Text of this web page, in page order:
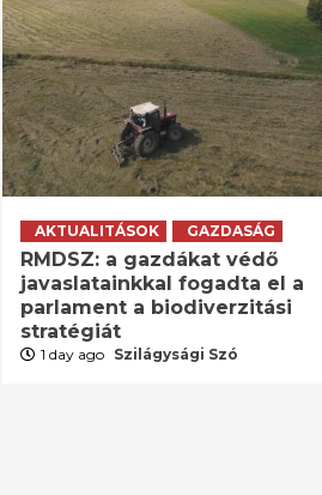
AKTUALITÁSOK GAZDASÁG
RMDSZ: a gazdákat védő
javaslatainkkal fogadta el a
parlament a biodiverzitási
stratégiát
1 day ago Szilágysági Szó